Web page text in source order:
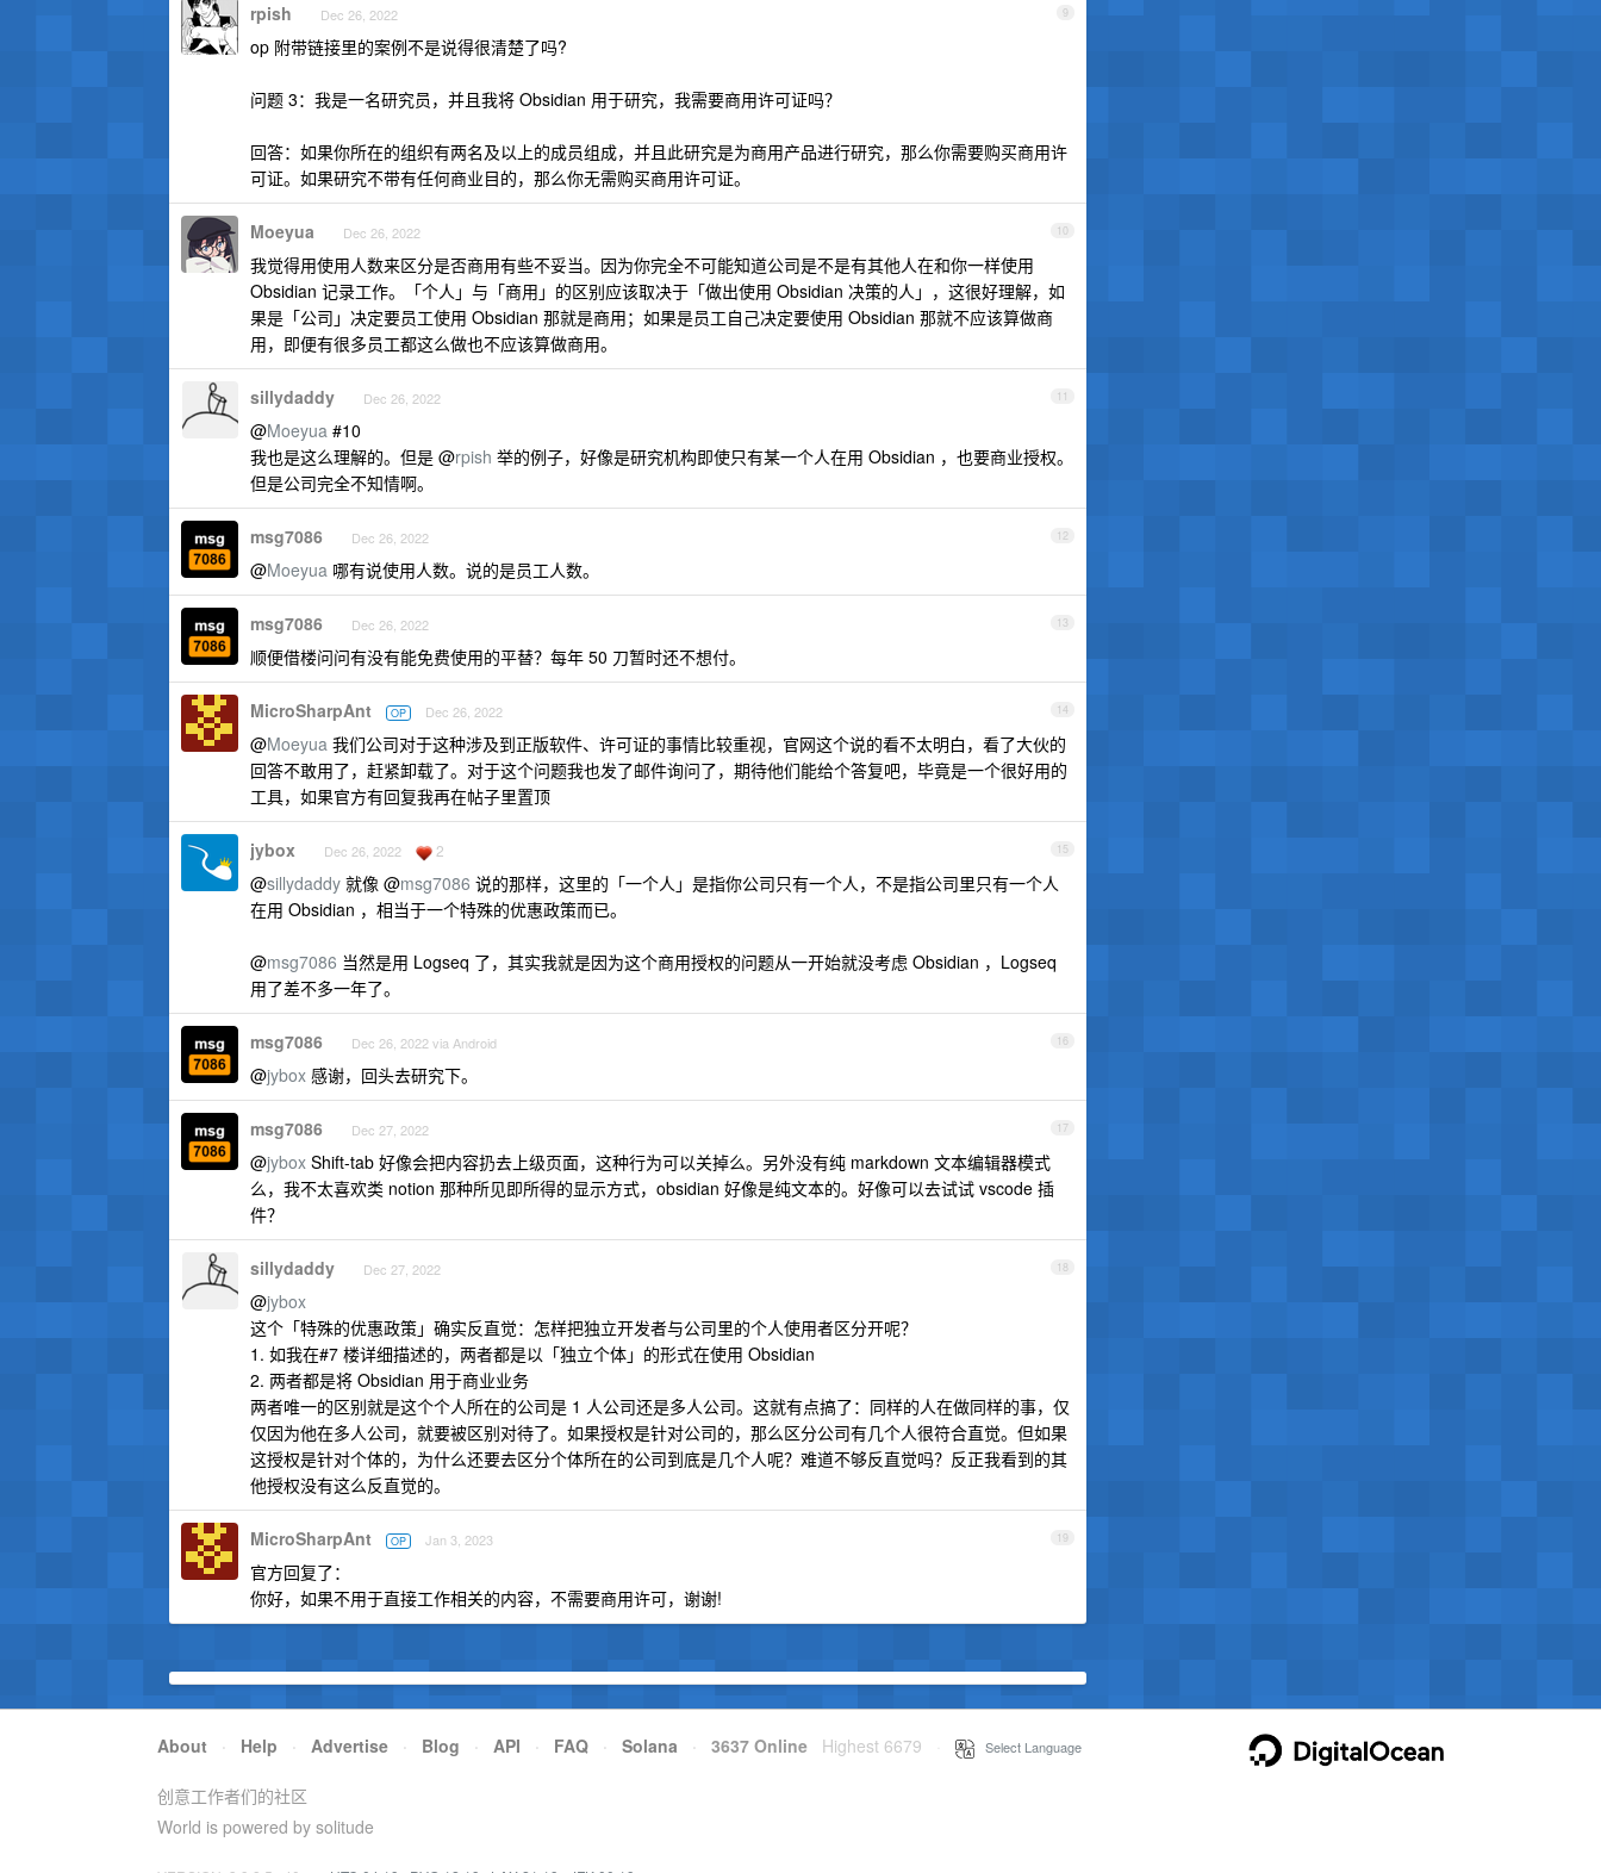
9
rpish Dec 26, 2022
op 附带链接里的案例不是说得很清楚了吗?
问题 3：我是一名研究员，并且我将 Obsidian 用于研究，我需要商用许可证吗？
回答：如果你所在的组织有两名及以上的成员组成，并且此研究是为商用产品进行研究，那么你需要购买商用许
可证。如果研究不带有任何商业目的，那么你无需购买商用许可证。
10
Moeyua Dec 26, 2022
我觉得用使用人数来区分是否商用有些不妥当。因为你完全不可能知道公司是不是有其他人在和你一样使用
Obsidian 记录工作。「个人」与「商用」的区别应该取决于「做出使用 Obsidian 决策的人」，这很好理解，如
果是「公司」决定要员工使用 Obsidian 那就是商用；如果是员工自己决定要使用 Obsidian 那就不应该算做商
用，即便有很多员工都这么做也不应该算做商用。
11
sillydaddy Dec 26, 2022
@Moeyua #10
我也是这么理解的。但是 @rpish 举的例子，好像是研究机构即使只有某一个人在用 Obsidian ，也要商业授权。
但是公司完全不知情啊。
12
msg7086 Dec 26, 2022
@Moeyua 哪有说使用人数。说的是员工人数。
13
msg7086 Dec 26, 2022
顺便借楼问问有没有能免费使用的平替？每年 50 刀暂时还不想付。
14
MicroSharpAnt OP Dec 26, 2022
@Moeyua 我们公司对于这种涉及到正版软件、许可证的事情比较重视，官网这个说的看不太明白，看了大伙的
回答不敢用了，赶紧卸载了。对于这个问题我也发了邮件询问了，期待他们能给个答复吧，毕竟是一个很好用的
工具，如果官方有回复我再在帖子里置顶
15
jybox Dec 26, 2022 2
@sillydaddy 就像 @msg7086 说的那样，这里的「一个人」是指你公司只有一个人，不是指公司里只有一个人
在用 Obsidian ，相当于一个特殊的优惠政策而已。
@msg7086 当然是用 Logseq 了，其实我就是因为这个商用授权的问题从一开始就没考虑 Obsidian ，Logseq
用了差不多一年了。
16
msg7086 Dec 26, 2022 via Android
@jybox 感谢，回头去研究下。
17
msg7086 Dec 27, 2022
@jybox Shift-tab 好像会把内容扔去上级页面，这种行为可以关掉么。另外没有纯 markdown 文本编辑器模式
么，我不太喜欢类 notion 那种所见即所得的显示方式，obsidian 好像是纯文本的。好像可以去试试 vscode 插
件？
18
sillydaddy Dec 27, 2022
@jybox
这个「特殊的优惠政策」确实反直觉：怎样把独立开发者与公司里的个人使用者区分开呢？
1. 如我在#7 楼详细描述的，两者都是以「独立个体」的形式在使用 Obsidian
2. 两者都是将 Obsidian 用于商业业务
两者唯一的区别就是这个个人所在的公司是 1 人公司还是多人公司。这就有点搞了：同样的人在做同样的事，仅
仅因为他在多人公司，就要被区别对待了。如果授权是针对公司的，那么区分公司有几个人很符合直觉。但如果
这授权是针对个体的，为什么还要去区分个体所在的公司到底是几个人呢？难道不够反直觉吗？反正我看到的其
他授权没有这么反直觉的。
19
MicroSharpAnt OP Jan 3, 2023
官方回复了：
你好，如果不用于直接工作相关的内容，不需要商用许可，谢谢!
About · Help · Advertise · Blog · API · FAQ · Solana · 3637 Online Highest 6679 Select Language
创意工作者们的社区
World is powered by solitude